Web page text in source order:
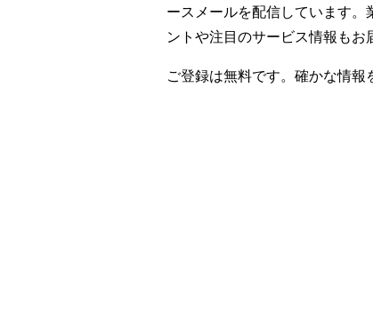
ースメールを配信しています
ントや注目のサービス情報もお
ご登録は無料です。確かな情報